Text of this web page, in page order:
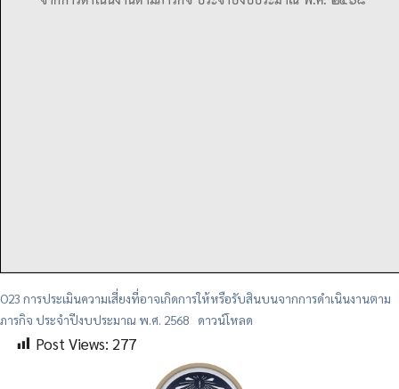
O23 การประเมินความเสี่ยงที่อาจเกิดการให้หรือรับสินบนจากการดำเนินงานตาม
ภารกิจ ประจำปีงบประมาณ พ.ศ. 2568
ดาวน์โหลด
Post Views: 277